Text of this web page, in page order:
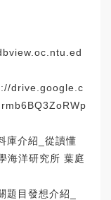
drive.google.c
庫介紹_從讀懂
海洋研究所 葉庭
目發想介紹_